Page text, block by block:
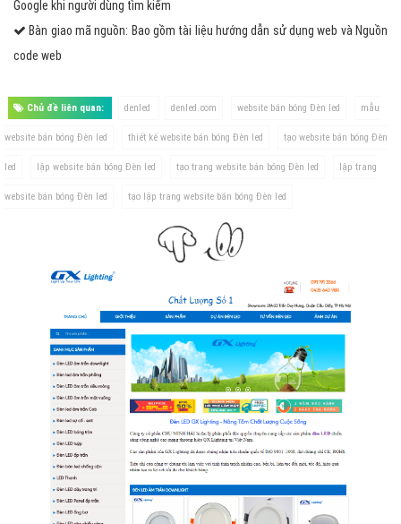
Google khi người dùng tìm kiếm
Bàn giao mã nguồn: Bao gồm tài liệu hướng dẫn sử dụng web và Nguồn
code web
Chủ đề liên quan: denled denled.com website bán bóng Đèn led mẫu
website bán bóng Đèn led thiết kế website bán bóng Đèn led tạo website bán bóng Đèn
led lập website bán bóng Đèn led tạo trang website bán bóng Đèn led lập trang
website bán bóng Đèn led tạo lập trang website bán bóng Đèn led